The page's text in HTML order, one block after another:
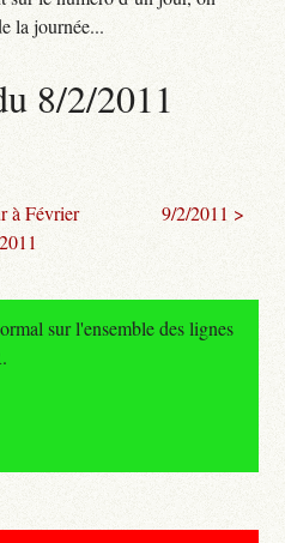
la journée...
8/2/2011
à Février
2011
9/2/2011 >
sur l'ensemble des lignes